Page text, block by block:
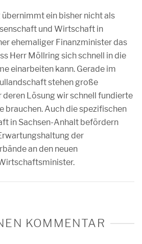
ein bisher nicht als
und Wirtschaft in
ehemaliger Finanzminister das
Herr Möllring sich schnell in die
einarbeiten kann. Gerade im
stehen große
deren Lösung wir schnell fundierte
brauchen. Auch die spezifischen
in Sachsen-Anhalt befördern
der
an den neuen
KOMMENTAR